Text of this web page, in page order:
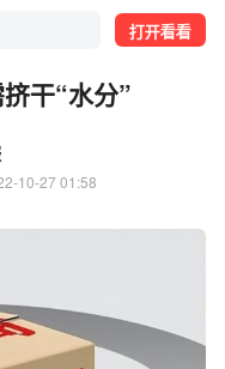
打开看看
干“水分”
10-27 01:58